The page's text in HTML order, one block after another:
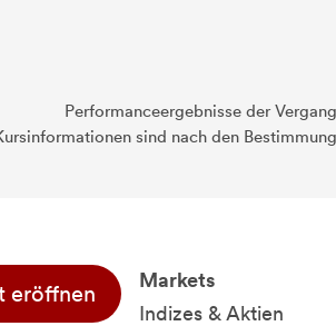
Performanceergebnisse der
sind nach den
eröffnen
Markets
Indizes & Aktien